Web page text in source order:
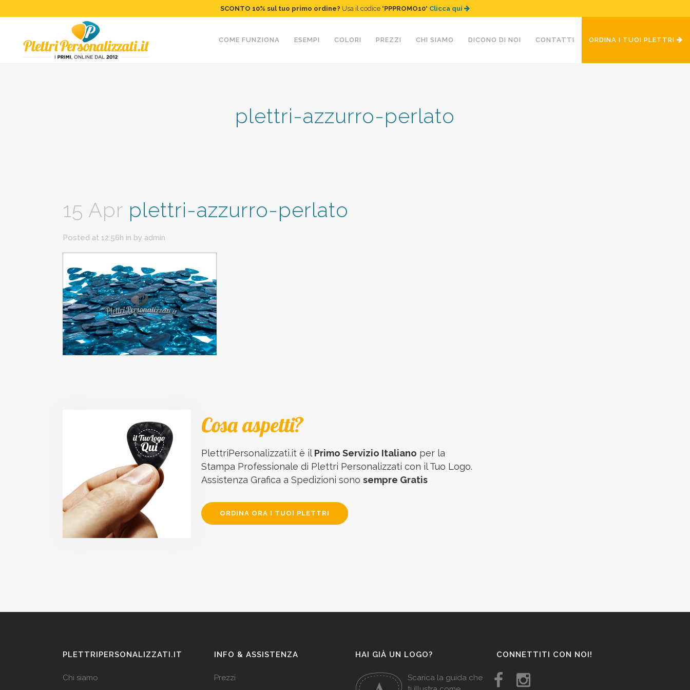
SCONTO 10% sul tuo primo ordine? Usa il codice "PPPROMO10" Clicca qui
COME FUNZIONA ESEMPI COLORI PREZZI CHI SIAMO DICONO DI NOI CONTATTI ORDINA I TUOI PLETTRI
plettri-azzurro-perlato
15 Apr plettri-azzurro-perlato
Posted at 12:56h in by admin
Cosa aspetti?
PlettriPersonalizzati.it è il Primo Servizio Italiano per la
Stampa Professionale di Plettri Personalizzati con il Tuo Logo.
Assistenza Grafica a Spedizioni sono sempre Gratis
ORDINA ORA I TUOI PLETTRI
PLETTRIPERSONALIZZATI.IT
Chi siamo
INFO & ASSISTENZA
Prezzi
HAI GIÀ UN LOGO?
Scarica la guida che
CONNETTITI CON NOI!